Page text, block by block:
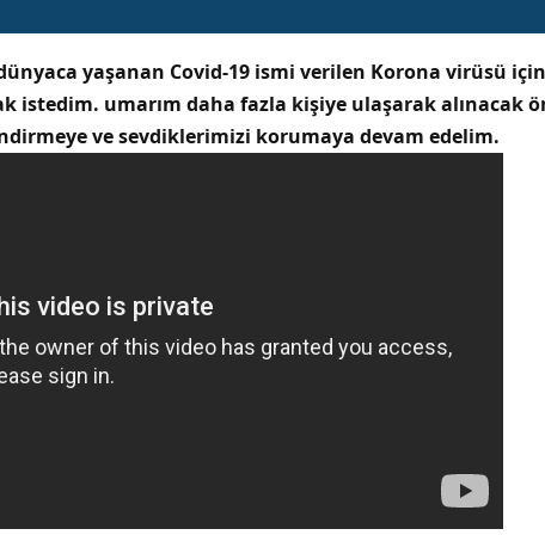
yaşanan Covid-19 ismi verilen Korona virüsü
istedim. umarım daha fazla kişiye ulaşarak alınacak
ve sevdiklerimizi korumaya devam edelim.